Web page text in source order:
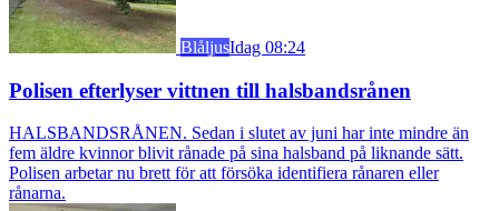
BlåljusIdag 08:24
Polisen efterlyser vittnen till halsbandsrånen
HALSBANDSRÅNEN. Sedan i slutet av juni har inte mindre än
fem äldre kvinnor blivit rånade på sina halsband på liknande sätt.
Polisen arbetar nu brett för att försöka identifiera rånaren eller
rånarna.